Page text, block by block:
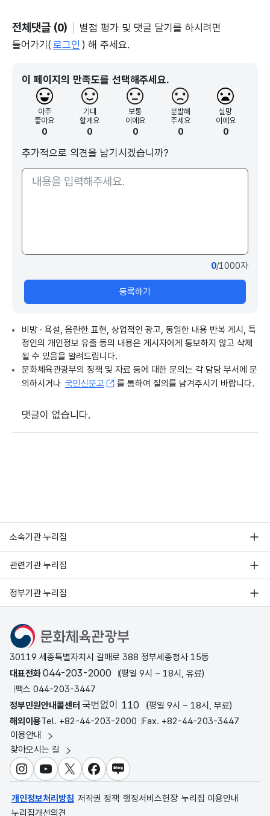
전체댓글 (0)
별점 평가 및 댓글 달기를 하시려면
들어가기( 로그인 ) 해 주세요.
이 페이지의 만족도를 선택해주세요.
아주
좋아요
0
기대
할게요
0
보통
이에요
0
분발해
주세요
0
실망
이에요
0
추가적으로 의견을 남기시겠습니까?
0/1000자
등록하기
비방 · 욕설, 음란한 표현, 상업적인 광고, 동일한 내용 반복 게시, 특
정인의 개인정보 유출 등의 내용은 게시자에게 통보하지 않고 삭제
될 수 있음을 알려드립니다.
문화체육관광부의 정책 및 자료 등에 대한 문의는 각 담당 부서에 문
의하시거나 국민신문고 를 통하여 질의를 남겨주시기 바랍니다.
댓글이 없습니다.
소속기관 누리집
관련기관 누리집
정부기관 누리집
문화체육관광부
30119 세종특별자치시 갈매로 388 정부세종청사 15동
대표전화044-203-2000
(평일 9시 ~ 18시, 유료)
팩스 044-203-3447
정부민원안내콜센터 국번없이 110
(평일 9시 ~ 18시, 무료)
해외이용Tel. +82-44-203-2000 Fax. +82-44-203-3447
이용안내
찾아오시는 길
인스타그램
유튜브X 페이스북
블로그
개인정보처리방침 저작권 정책 행정서비스헌장 누리집 이용안내
누리집개선의견